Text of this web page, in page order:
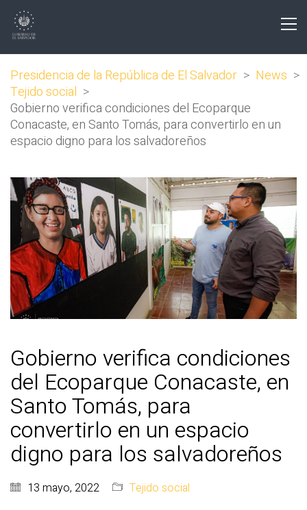
Presidencia de la República de El Salvador > News >
Tejido social >
Gobierno verifica condiciones del Ecoparque
Conacaste, en Santo Tomás, para convertirlo en un
espacio digno para los salvadoreños
Gobierno verifica condiciones
del Ecoparque Conacaste, en
Santo Tomás, para
convertirlo en un espacio
digno para los salvadoreños
13 mayo, 2022 Tejido social